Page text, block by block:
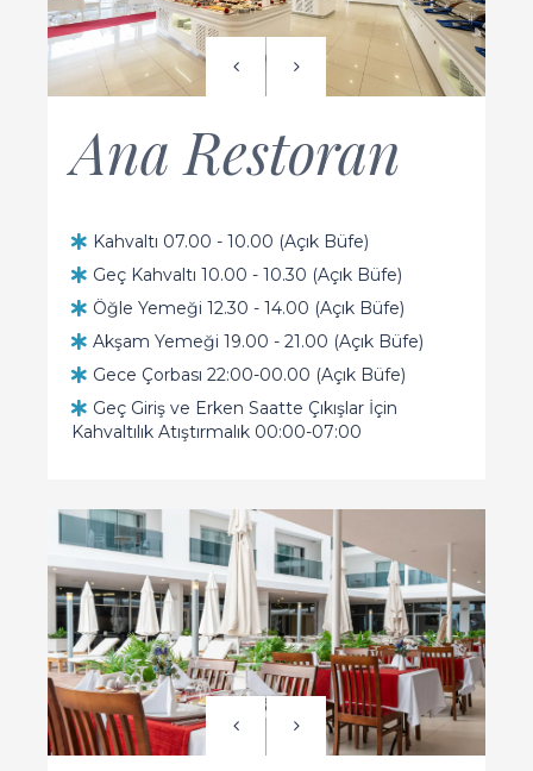
Ana Restoran
Kahvaltı 07.00 - 10.00 (Açık Büfe)
Geç Kahvaltı 10.00 - 10.30 (Açık Büfe)
Öğle Yemeği 12.30 - 14.00 (Açık Büfe)
Akşam Yemeği 19.00 - 21.00 (Açık Büfe)
Gece Çorbası 22:00-00.00 (Açık Büfe)
Geç Giriş ve Erken Saatte Çıkışlar İçin
Kahvaltılık Atıştırmalık 00:00-07:00